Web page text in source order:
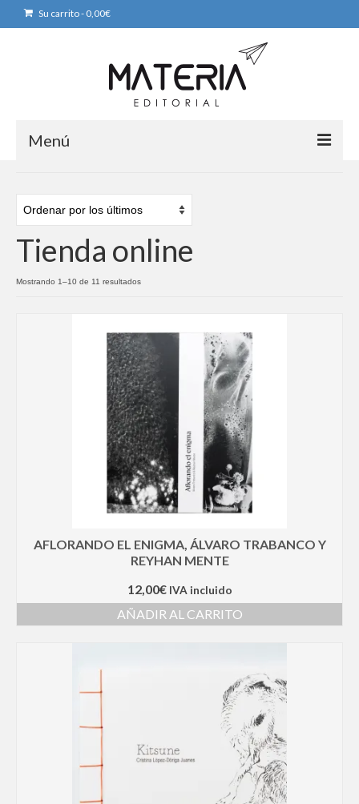
Su carrito- 0,00€
Menú
Libros
colecciones
Libros por encargo
Puntos de venta
Tienda online
Mostrando 1–10 de 11 resultadosOrdenado
AFLORANDO EL ENIGMA, ÁLVARO TRABANCO Y
REYHAN MENTE
12,00€ IVA incluido
AÑADIR AL CARRITO